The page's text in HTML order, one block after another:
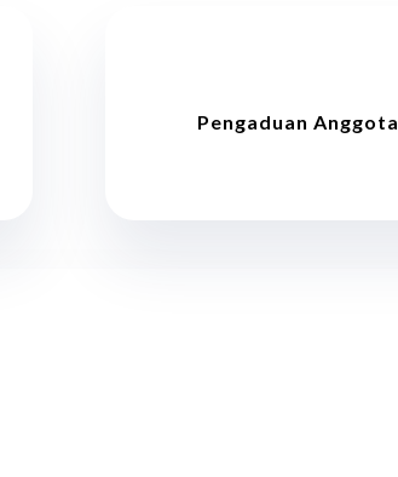
Pengaduan Anggota